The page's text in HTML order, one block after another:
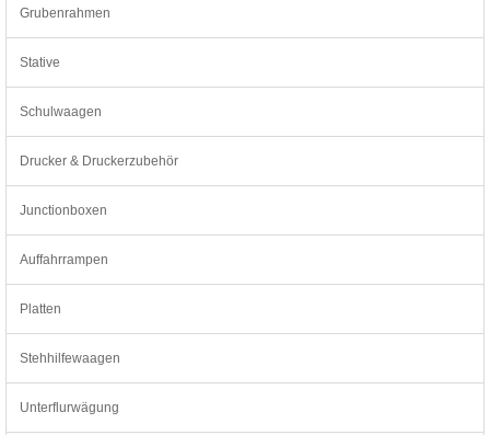
Grubenrahmen
Stative
Schulwaagen
Drucker & Druckerzubehör
Junctionboxen
Auffahrrampen
Platten
Stehhilfewaagen
Unterflurwägung